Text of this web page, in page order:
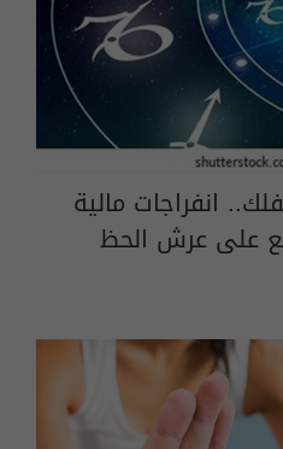
انفراجات مالية
على عرش الحظ